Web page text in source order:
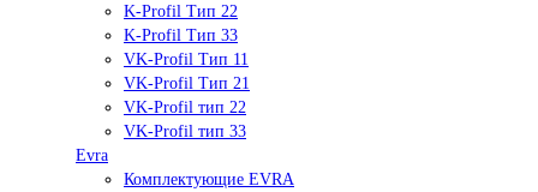
K-Profil Тип 22
K-Profil Тип 33
VK-Profil Тип 11
VK-Profil Тип 21
VK-Profil тип 22
VK-Profil тип 33
Evra
Комплектующие EVRA